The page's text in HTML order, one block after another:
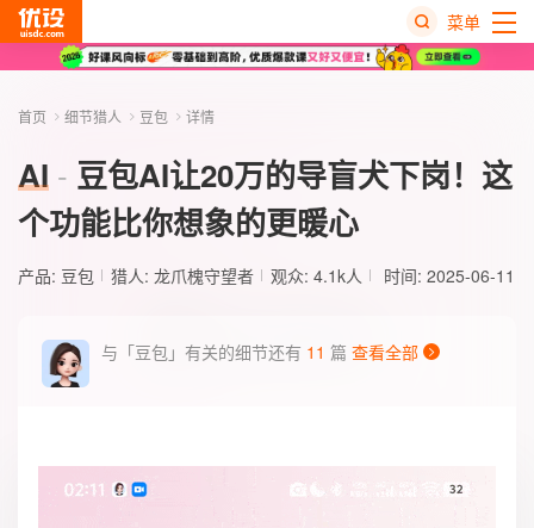
菜单
首页 细节猎人 豆包 详情
AI
豆包AI让20万的导盲犬下岗！这
个功能比你想象的更暖心
产品: 豆包 猎人: 龙爪槐守望者 观众: 4.1k人 时间: 2025-06-11
与「豆包」有关的细节还有 11 篇 查看全部